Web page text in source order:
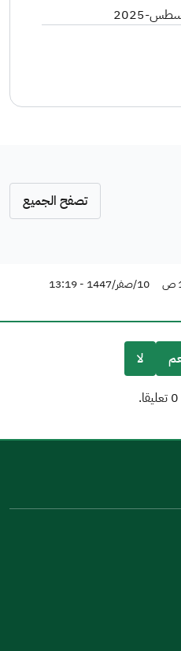
تصفح الجميع
10/صفر/1447 - 13:19
لا